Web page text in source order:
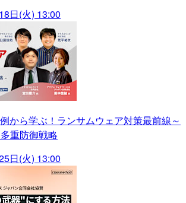
日(火) 13:00
から学ぶ！ランサムウェア対策最前線～
重防御戦略
日(火) 13:00